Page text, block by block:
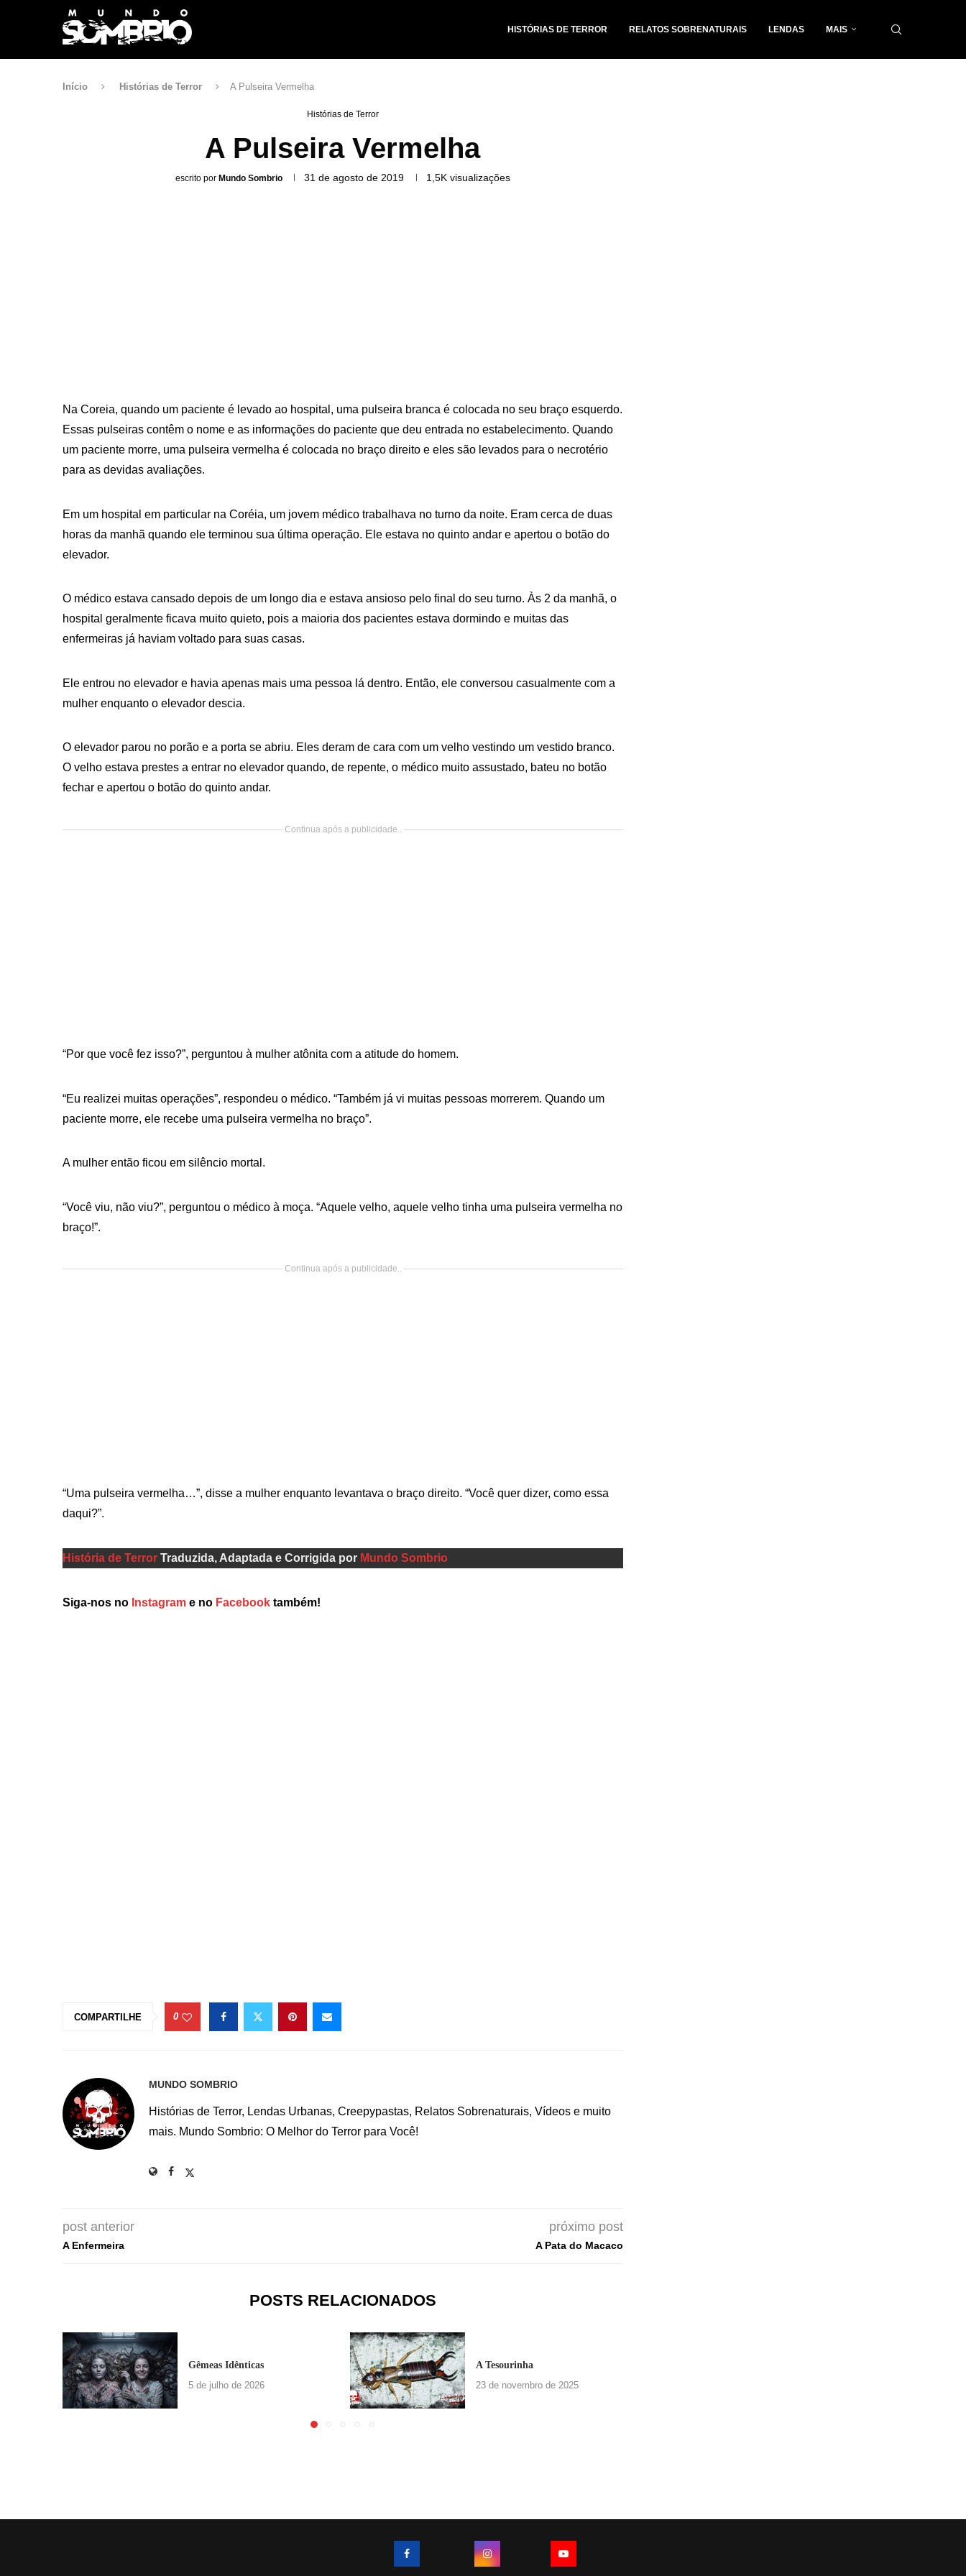
HISTÓRIAS DE TERROR RELATOS SOBRENATURAIS LENDAS MAIS
Início Histórias de Terror A Pulseira Vermelha
Histórias de Terror
A Pulseira Vermelha
escrito por Mundo Sombrio 31 de agosto de 2019 1,5Kvisualizações
Na Coreia, quando um paciente é levado ao hospital, uma pulseira branca é colocada no seu braço esquerdo.
Essas pulseiras contêm o nome e as informações do paciente que deu entrada no estabelecimento. Quando
um paciente morre, uma pulseira vermelha é colocada no braço direito e eles são levados para o necrotério
para as devidas avaliações.
Em um hospital em particular na Coréia, um jovem médico trabalhava no turno da noite. Eram cerca de duas
horas da manhã quando ele terminou sua última operação. Ele estava no quinto andar e apertou o botão do
elevador.
O médico estava cansado depois de um longo dia e estava ansioso pelo final do seu turno. Às 2 da manhã, o
hospital geralmente ficava muito quieto, pois a maioria dos pacientes estava dormindo e muitas das
enfermeiras já haviam voltado para suas casas.
Ele entrou no elevador e havia apenas mais uma pessoa lá dentro. Então, ele conversou casualmente com a
mulher enquanto o elevador descia.
O elevador parou no porão e a porta se abriu. Eles deram de cara com um velho vestindo um vestido branco.
O velho estava prestes a entrar no elevador quando, de repente, o médico muito assustado, bateu no botão
fechar e apertou o botão do quinto andar.
Continua após a publicidade..
“Por que você fez isso?”, perguntou à mulher atônita com a atitude do homem.
“Eu realizei muitas operações”, respondeu o médico. “Também já vi muitas pessoas morrerem. Quando um
paciente morre, ele recebe uma pulseira vermelha no braço”.
A mulher então ficou em silêncio mortal.
“Você viu, não viu?”, perguntou o médico à moça. “Aquele velho, aquele velho tinha uma pulseira vermelha no
braço!”.
Continua após a publicidade..
“Uma pulseira vermelha…”, disse a mulher enquanto levantava o braço direito. “Você quer dizer, como essa
daqui?”.
História de Terror Traduzida, Adaptada e Corrigida por Mundo Sombrio
Siga-nos no Instagram e no Facebook também!
COMPARTILHE 0
MUNDO SOMBRIO
Histórias de Terror, Lendas Urbanas, Creepypastas, Relatos Sobrenaturais, Vídeos e muito
mais. Mundo Sombrio: O Melhor do Terror para Você!
post anterior
A Enfermeira
próximo post
A Pata do Macaco
POSTS RELACIONADOS
Gêmeas Idênticas
5 de julho de 2026
A Tesourinha
23 de novembro de 2025